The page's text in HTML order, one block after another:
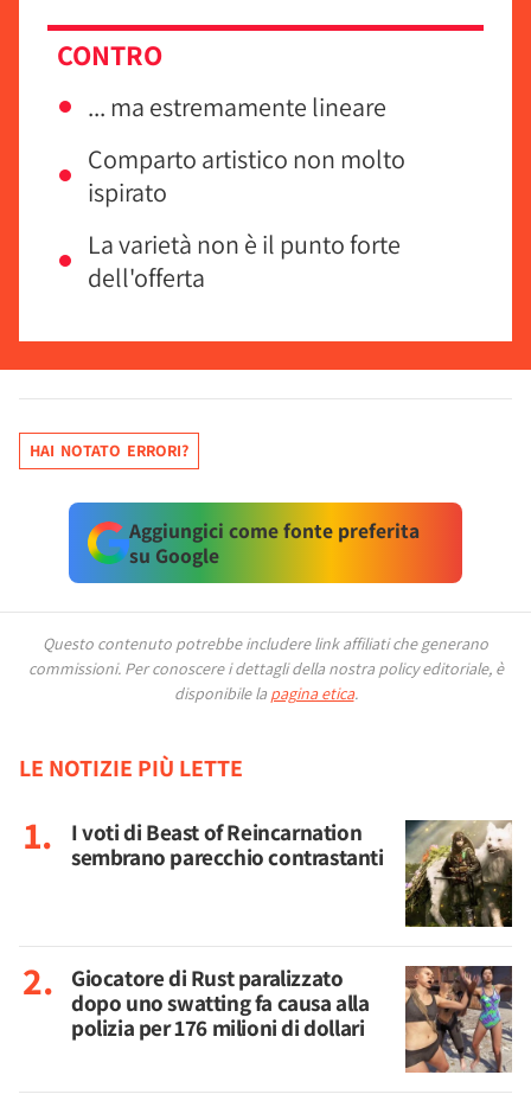
CONTRO
... ma estremamente lineare
Comparto artistico non molto
ispirato
La varietà non è il punto forte
dell'offerta
HAI NOTATO ERRORI?
Aggiungici come fonte preferita
su Google
Questo contenuto potrebbe includere link affiliati che generano
commissioni. Per conoscere i dettagli della nostra policy editoriale, è
disponibile la pagina etica.
LE NOTIZIE PIÙ LETTE
I voti di Beast of Reincarnation
sembrano parecchio contrastanti
Giocatore di Rust paralizzato
dopo uno swatting fa causa alla
polizia per 176 milioni di dollari